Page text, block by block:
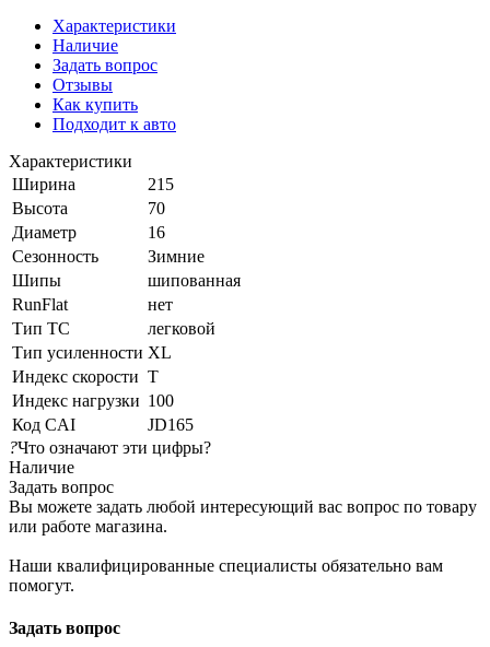
Характеристики
Наличие
Задать вопрос
Отзывы
Как купить
Подходит к авто
Характеристики
Ширина
215
Высота
70
Диаметр
16
Сезонность
Зимние
Шипы
шипованная
RunFlat
нет
Тип ТС
легковой
Тип усиленности XL
Индекс скорости T
Индекс нагрузки 100
Код CAI
JD165
?Что означают эти цифры?
Наличие
Задать вопрос
Вы можете задать любой интересующий вас вопрос по товару
или работе магазина.
Наши квалифицированные специалисты обязательно вам
помогут.
Задать вопрос